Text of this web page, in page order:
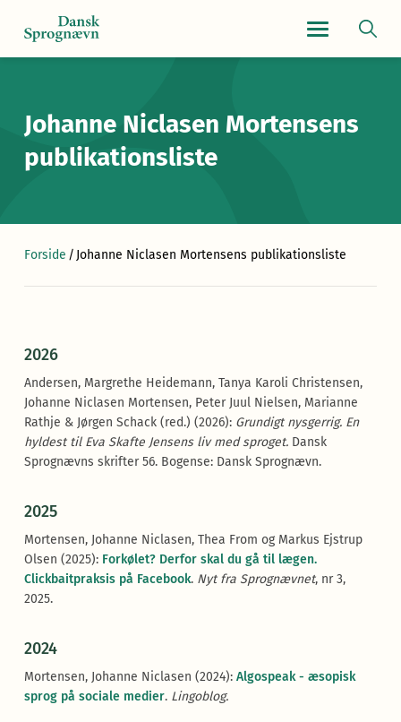
Johanne Niclasen Mortensens
publikationsliste
Forside / Johanne Niclasen Mortensens publikationsliste
2026
Andersen, Margrethe Heidemann, Tanya Karoli Christensen,
Johanne Niclasen Mortensen, Peter Juul Nielsen, Marianne
Rathje & Jørgen Schack (red.) (2026): Grundigt nysgerrig. En
hyldest til Eva Skafte Jensens liv med sproget.Dansk
Sprognævns skrifter 56. Bogense: Dansk Sprognævn.
2025
Mortensen, Johanne Niclasen, Thea From og Markus Ejstrup
Olsen (2025): Forkølet? Derfor skal du gå til lægen.
Clickbaitpraksis på Facebook. Nyt fra Sprognævnet, nr 3,
2025.
2024
Mortensen, Johanne Niclasen (2024): Algospeak - æsopisk
sprog på sociale medier. Lingoblog.